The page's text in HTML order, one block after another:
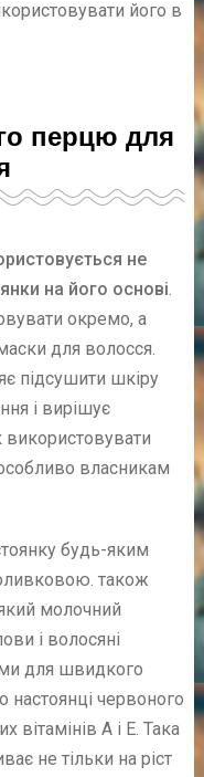
його в
перцю для
не
на його основі.
окремо, а
для волосся.
підсушити шкіру
і вирішує
власникам
будь-яким
також
молочний
і волосяні
для швидкого
настоянці червоного
А і Е. Така
не тільки на ріст